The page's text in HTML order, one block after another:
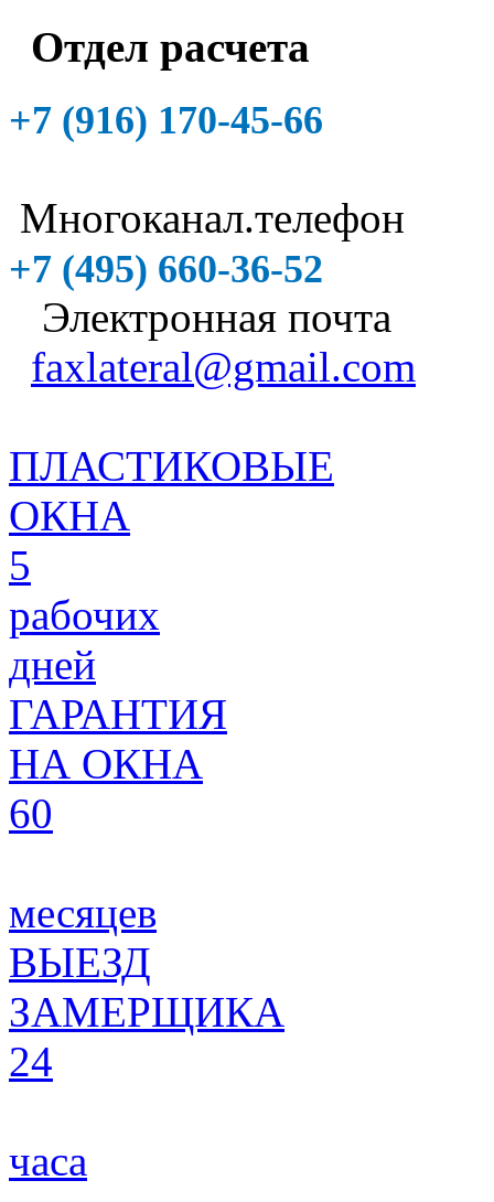
Отдел расчета
+7 (916) 170-45-66
Многоканал.телефон
+7 (495) 660-36-52
Электронная почта
faxlateral@gmail.com
ПЛАСТИКОВЫЕ
ОКНА
5
рабочих
дней
ГАРАНТИЯ
НА ОКНА
60
месяцев
ВЫЕЗД
ЗАМЕРЩИКА
24
часа